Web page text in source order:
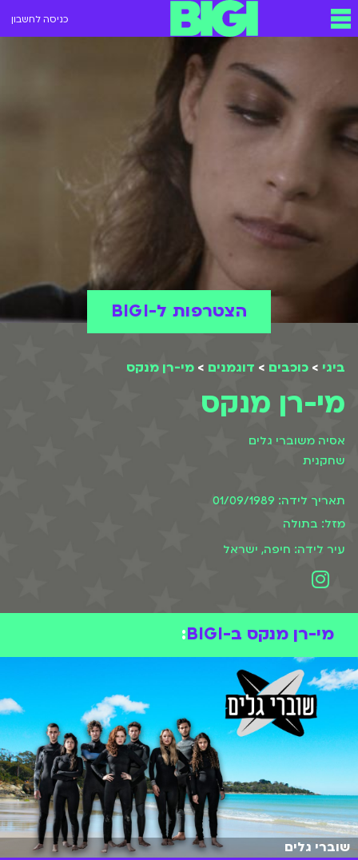
כניסה לחשבון
ביגי > כוכבים > דוגמנים > מי-רן מנקס
מי-רן מנקס
אסיה משוברי גלים
שחקנית
תאריך לידה: 01/09/1989
מזל: בתולה
עיר לידה: חיפה, ישראל
הצטרפות ל-BIGI
מי-רן מנקס ב-BIGI :
שוברי גלים